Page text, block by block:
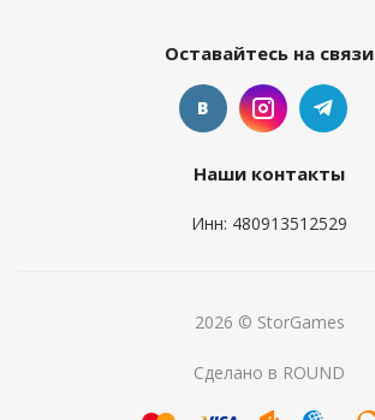
Оставайтесь на связи
Наши контакты
Инн: 480913512529
2026 © StorGames
Сделано в ROUND